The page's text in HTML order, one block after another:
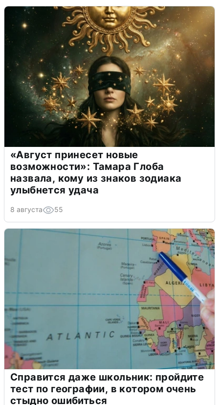
«Август принесет новые
возможности»: Тамара Глоба
назвала, кому из знаков зодиака
улыбнется удача
8 августа 55
Справится даже школьник: пройдите
тест по географии, в котором очень
стыдно ошибиться